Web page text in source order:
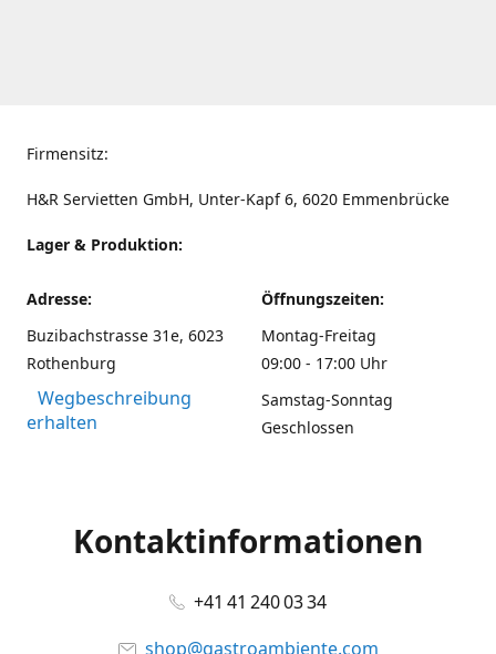
Firmensitz:
H&R Servietten GmbH, Unter-Kapf 6, 6020 Emmenbrücke
Lager & Produktion:
Adresse:
Buzibachstrasse 31e, 6023
Rothenburg
Wegbeschreibung
erhalten
Öffnungszeiten:
Montag-Freitag
09:00 - 17:00 Uhr
Samstag-Sonntag
Geschlossen
Kontaktinformationen
+41 41 240 03 34
shop@gastroambiente.com